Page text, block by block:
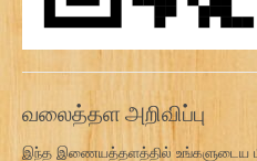
வலைத்தள அறிவிப்பு
இந்த இணையத்தளத்தில் உங்களுடைய